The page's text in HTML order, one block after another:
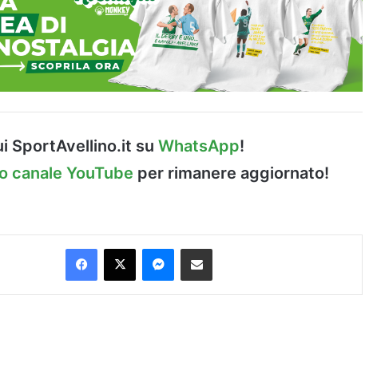
SportAvellino.it su WhatsApp!
canale YouTube per rimanere aggiornato!
Facebook
X Messenger
Condividi via Email